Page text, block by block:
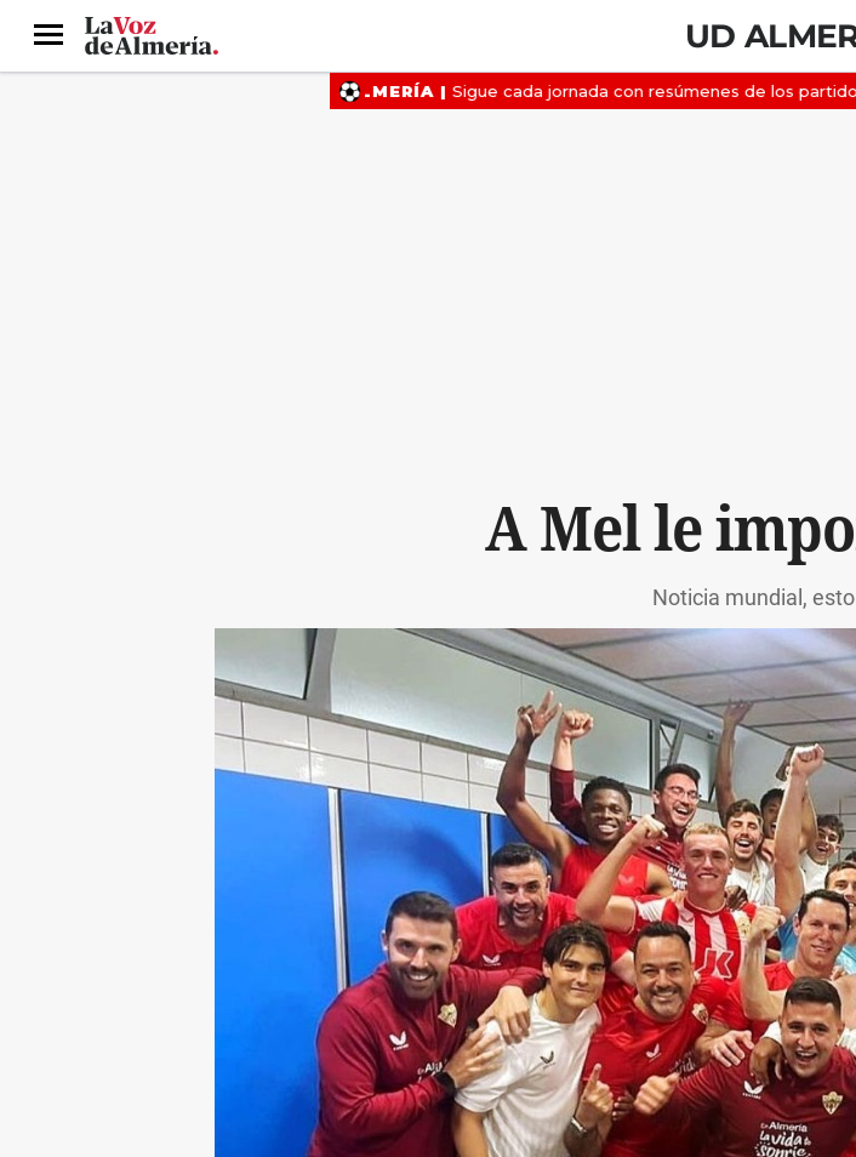
Menú UD
A Mel le
Noticia mundial,